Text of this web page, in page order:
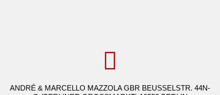
ANDRÉ & MARCELLO MAZZOLA GBR BEUSSELSTR. 44N-